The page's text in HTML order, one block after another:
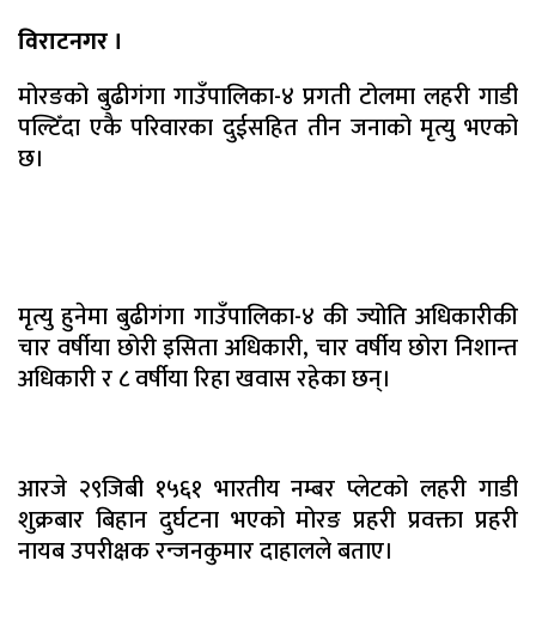
विराटनगर ।
मोरङको बुढीगंगा गाउँपालिका-४ प्रगती टोलमा लहरी गाडी
पल्टिँदा एकै परिवारका दुईसहित तीन जनाको मृत्यु भएको
छ।
मृत्यु हुनेमा बुढीगंगा गाउँपालिका-४ की ज्योति अधिकारीकी
चार वर्षीया छोरी इसिता अधिकारी, चार वर्षीय छोरा निशान्त
अधिकारी र ८ वर्षीया रिहा खवास रहेका छन्।
आरजे २९जिबी १५६१ भारतीय नम्बर प्लेटको लहरी गाडी
शुक्रबार बिहान दुर्घटना भएको मोरङ प्रहरी प्रवक्ता प्रहरी
नायब उपरीक्षक रन्जनकुमार दाहालले बताए।